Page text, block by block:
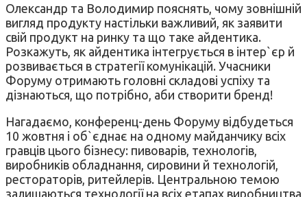
Олександр та Володимир пояснять, чому зовнішній
вигляд продукту настільки важливий, як заявити
свій продукт на ринку та що таке айдентика.
Розкажуть, як айдентика інтегрується в інтер`єр й
розвивається в стратегії комунікацій. Учасники
Форуму отримають головні складові успіху та
дізнаються, що потрібно, аби створити бренд!
Нагадаємо, конференц-день Форуму відбудеться
10 жовтня і об`єднає на одному майданчику всіх
гравців цього бізнесу: пивоварів, технологів,
виробників обладнання, сировини й технологій,
рестораторів, ритейлерів. Центральною темою
залишаються технології на всіх етапах виробництва